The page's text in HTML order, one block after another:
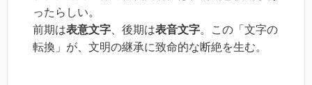
ったらしい。
前期は表意文字、後期は表音文字。この「文字の
転換」が、文明の継承に致命的な断絶を生む。